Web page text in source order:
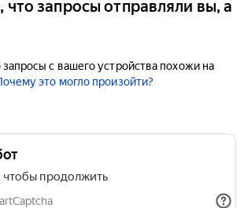
что запросы отправляли вы, а
с вашего устройства похожи на
это могло произойти?
продолжить